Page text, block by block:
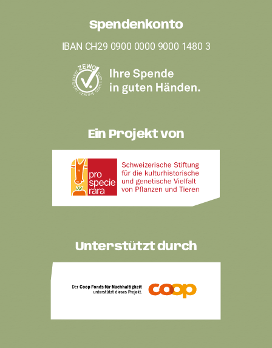
Spendenkonto
IBAN CH29 0900 0000 9000 1480 3
Ein Projekt von
Unterstützt durch